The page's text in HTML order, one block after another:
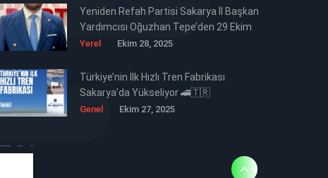
Yeniden Refah Partisi Sakarya İl Başkan
Yardımcısı Oğuzhan Tepe’den 29 Ekim
Cumhuriyet Bayramı Mesajı 🇹🇷
Yerel Ekim 28, 2025
Türkiye’nin İlk Hızlı Tren Fabrikası
Sakarya’da Yükseliyor 🚄🇹🇷
Genel Ekim 27, 2025